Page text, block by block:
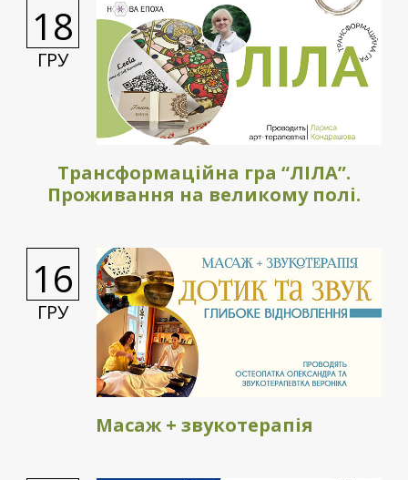
ГРУ
18
Трансформаційна гра “ЛІЛА”.
Проживання на великому полі.
ГРУ
16
Масаж + звукотерапія